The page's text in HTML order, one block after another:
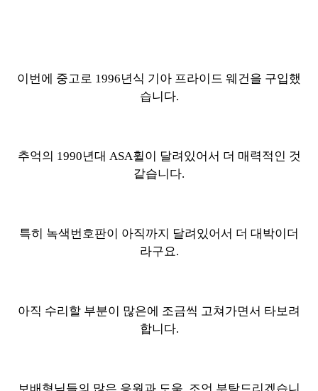
이번에 중고로 1996년식 기아 프라이드 웨건을 구입했
습니다.
추억의 1990년대 ASA휠이 달려있어서 더 매력적인 것
같습니다.
특히 녹색번호판이 아직까지 달려있어서 더 대박이더
라구요.
아직 수리할 부분이 많은에 조금씩 고쳐가면서 타보려
합니다.